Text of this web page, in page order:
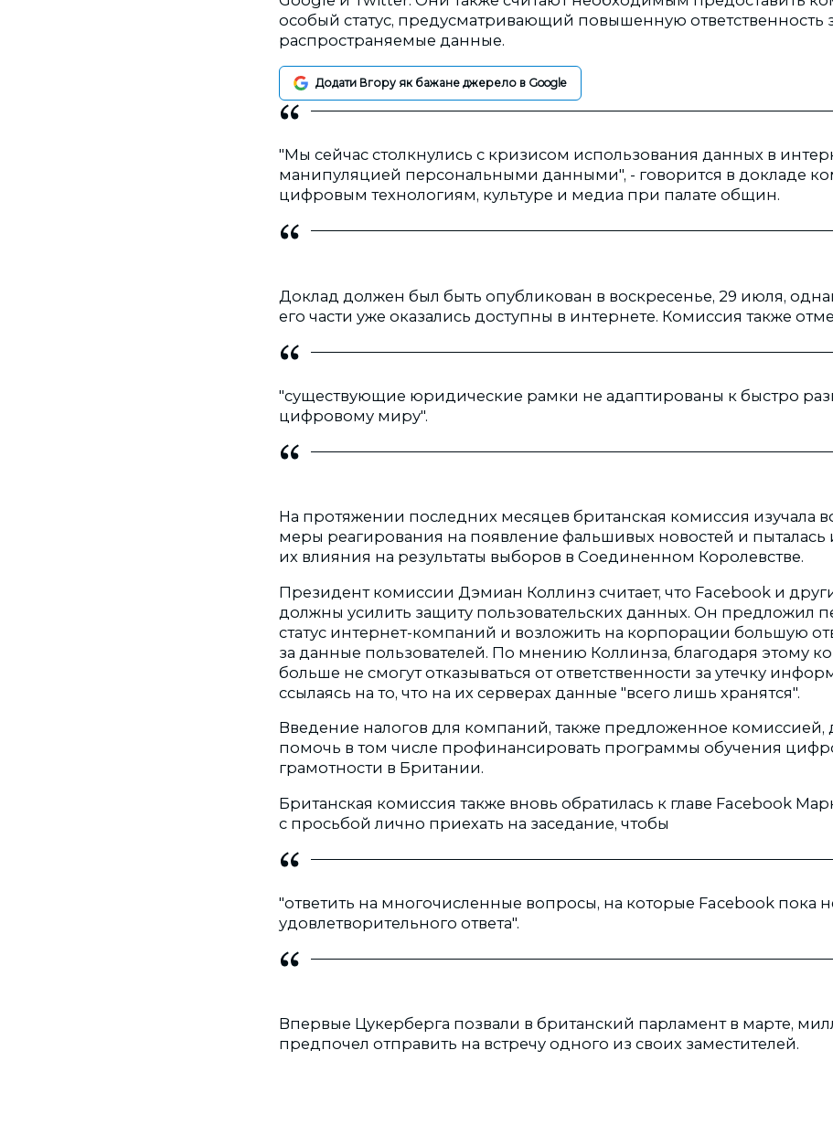
особый статус, предусматривающий повышенную ответственность
распространяемые данные.
Додати Вгору як бажане джерело в Google
"Мы сейчас столкнулись с кризисом использования данных в
манипуляцией персональными данными", - говорится в докладе
цифровым технологиям, культуре и медиа при палате общин.
Доклад должен был быть опубликован в воскресенье, 29 июля,
его части уже оказались доступны в интернете. Комиссия также
"существующие юридические рамки не адаптированы к быстро
цифровому миру".
На протяжении последних месяцев британская комиссия изучала
меры реагирования на появление фальшивых новостей и пыталась
их влияния на результаты выборов в Соединенном Королевстве.
Президент комиссии Дэмиан Коллинз считает, что Facebook и
должны усилить защиту пользовательских данных. Он предложил
статус интернет-компаний и возложить на корпорации большую
за данные пользователей. По мнению Коллинза, благодаря этому
больше не смогут отказываться от ответственности за утечку
ссылаясь на то, что на их серверах данные "всего лишь хранятся".
Введение налогов для компаний, также предложенное комиссией,
помочь в том числе профинансировать программы обучения
грамотности в Британии.
Британская комиссия также вновь обратилась к главе Facebook
с просьбой лично приехать на заседание, чтобы
"ответить на многочисленные вопросы, на которые Facebook пока
удовлетворительного ответа".
Впервые Цукерберга позвали в британский парламент в марте,
предпочел отправить на встречу одного из своих заместителей.